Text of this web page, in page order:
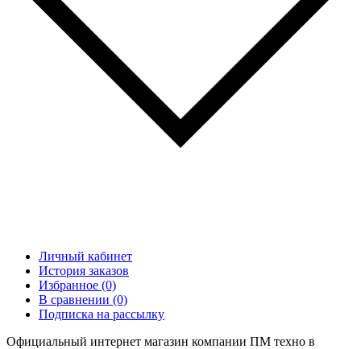
Личный кабинет
История заказов
Избранное (0)
В сравнении (0)
Подписка на рассылку
Официальный интернет магазин компании ПМ техно в